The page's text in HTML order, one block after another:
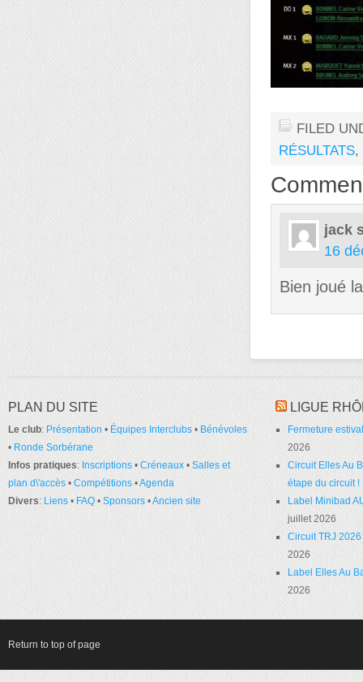
FILED
RÉSULTATS,
jack
16
Bien joué
PLAN DU SITE
Le club: Présentation • Équipes Interclubs • Bénévoles
• Ronde Sorbérane
Infos pratiques: Inscriptions • Créneaux • Salles et
plan d\'accès • Compétitions •Agenda
Divers: Liens • FAQ • Sponsors •Ancien site
LIGUE
Fermeture
2026
Circuit Elles Au
étape du circuit !
Label Minibad
juillet 2026
Circuit TRJ
2026
Label Elles Au
2026
Return to top of page